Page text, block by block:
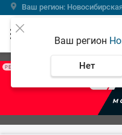
Ваш регион:
Ваш регион
Нет
РЕКЛАМА